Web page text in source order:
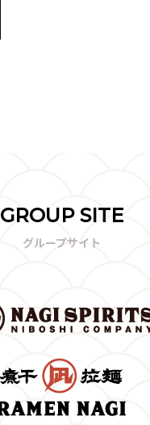
GROUP SITE
グループサイト